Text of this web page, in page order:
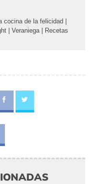
cocina de la felicidad
Veraniega|
Recetas